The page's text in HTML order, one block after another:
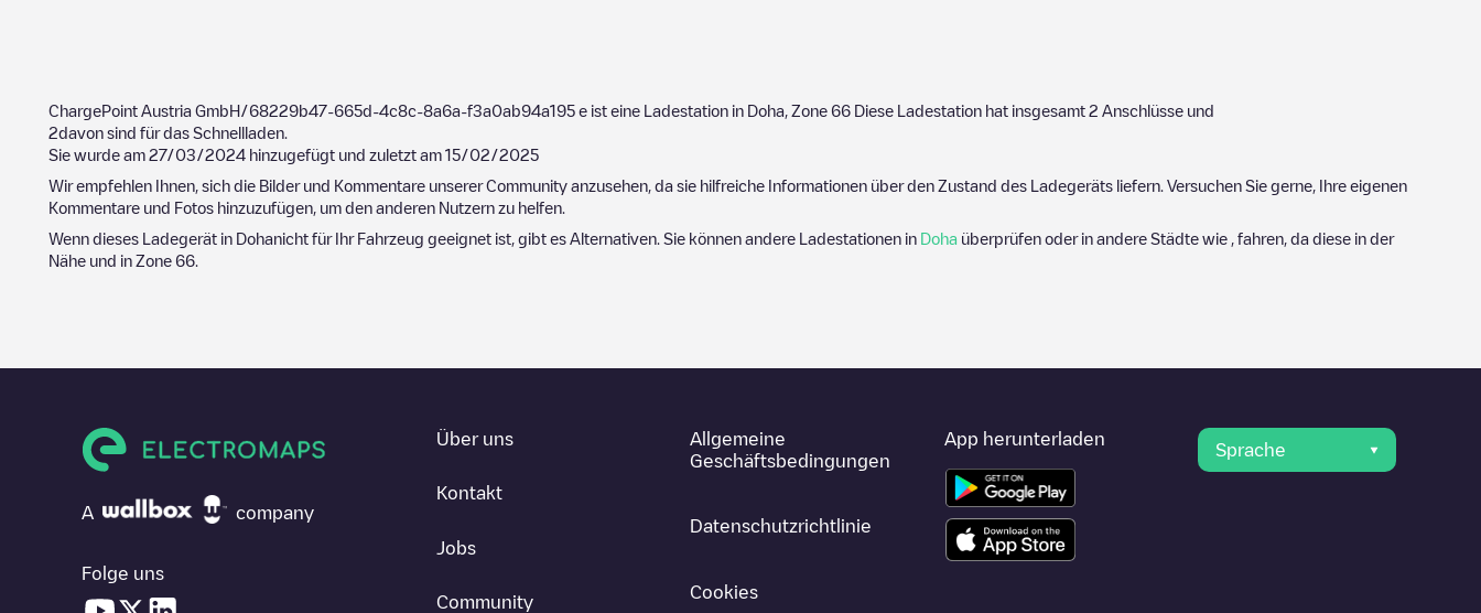
ChargePoint Austria GmbH/68229b47-665d-4c8c-8a6a-f3a0ab94a195 e ist eine Ladestation in Doha Zone 66 Diese Ladestation hat insgesamt 2 Anschlüsse und
2davon sind für das Schnellladen.
Sie wurde am 27/03/2024 hinzugefügt und zuletzt am 15/02/2025
Wir empfehlen Ihnen, sich die Bilder und Kommentare unserer Community anzusehen, da sie hilfreiche Informationen über den Zustand des Ladegeräts liefern. Versuchen Sie gerne, Ihre eigenen
Kommentare und Fotos hinzuzufügen, um den anderen Nutzern zu helfen.
Wenn dieses Ladegerät in Dohanicht für Ihr Fahrzeug geeignet ist, gibt es Alternativen. Sie können andere Ladestationen in Doha überprüfen oder in andere Städte wie , fahren, da diese in der
Nähe und in Zone 66
A company
Folge uns
Über uns
Kontakt
Jobs
Community
Allgemeine
Geschäftsbedingungen
Datenschutzrichtlinie
Cookies
App herunterladen
Sprache